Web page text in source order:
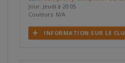
Jour: Jeudi à 20:05
Couleurs: N/A
INFORMATION SUR LE